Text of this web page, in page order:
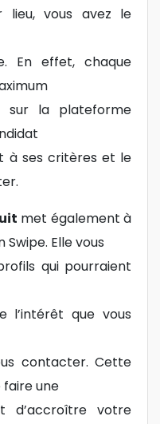
lieu, vous avez le
En effet, chaque
sur la plateforme
à ses critères et le
met également à
Elle vous
qui pourraient
l’intérêt que vous
contacter. Cette
une
d’accroître votre